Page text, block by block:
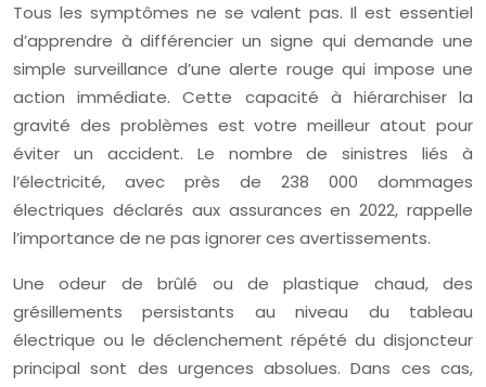
Tous les symptômes ne se valent pas. Il est essentiel
d’apprendre à différencier un signe qui demande une
simple surveillance d’une alerte rouge qui impose une
action immédiate. Cette capacité à hiérarchiser la
gravité des problèmes est votre meilleur atout pour
éviter un accident. Le nombre de sinistres liés à
l’électricité, avec près de 238 000 dommages
électriques déclarés aux assurances en 2022, rappelle
l’importance de ne pas ignorer ces avertissements.
Une odeur de brûlé ou de plastique chaud, des
grésillements persistants au niveau du tableau
électrique ou le déclenchement répété du disjoncteur
principal sont des urgences absolues. Dans ces cas,